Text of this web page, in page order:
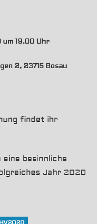
19.00 Uhr
2, 23715 Bosau
findet ihr
besinnliche
Jahr 2020